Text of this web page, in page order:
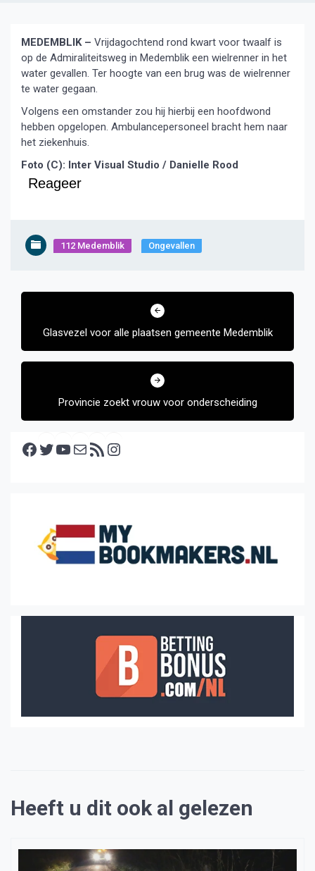
MEDEMBLIK – Vrijdagochtend rond kwart voor twaalf is
op de Admiraliteitsweg in Medemblik een wielrenner in het
water gevallen. Ter hoogte van een brug was de wielrenner
te water gegaan.
Volgens een omstander zou hij hierbij een hoofdwond
hebben opgelopen. Ambulancepersoneel bracht hem naar
het ziekenhuis.
Foto (C): Inter Visual Studio / Danielle Rood
Reageer
112 Medemblik Ongevallen
Bericht
Glasvezel voor alle plaatsen gemeente Medemblik
Provincie zoekt vrouw voor onderscheiding
Facebook Twitter YouTube E-mail RSS feed
Heeft u dit ook al gelezen